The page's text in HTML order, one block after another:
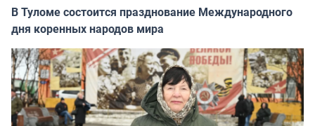
В Туломе состоится празднование Международного
дня коренных народов мира